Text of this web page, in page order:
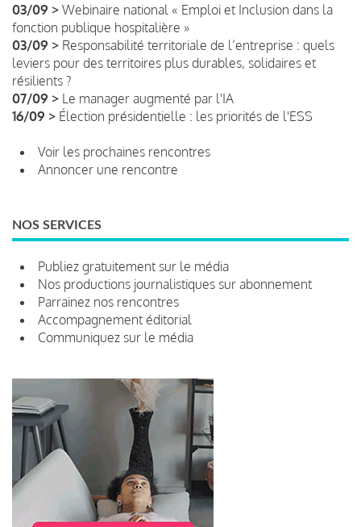
03/09 > Webinaire national « Emploi et Inclusion dans la
fonction publique hospitalière »
03/09 > Responsabilité territoriale de l’entreprise : quels
leviers pour des territoires plus durables, solidaires et
résilients ?
07/09 > Le manager augmenté par l'IA
16/09 > Élection présidentielle : les priorités de l'ESS
Voir les prochaines rencontres
Annoncer une rencontre
NOS SERVICES
Publiez gratuitement sur le média
Nos productions journalistiques sur abonnement
Parrainez nos rencontres
Accompagnement éditorial
Communiquez sur le média